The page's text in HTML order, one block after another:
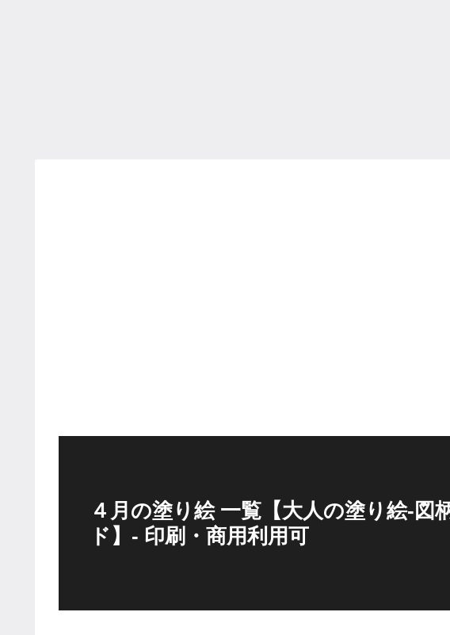
４月の塗り絵 一覧【大人の塗り絵-図
ド】- 印刷・商用利用可